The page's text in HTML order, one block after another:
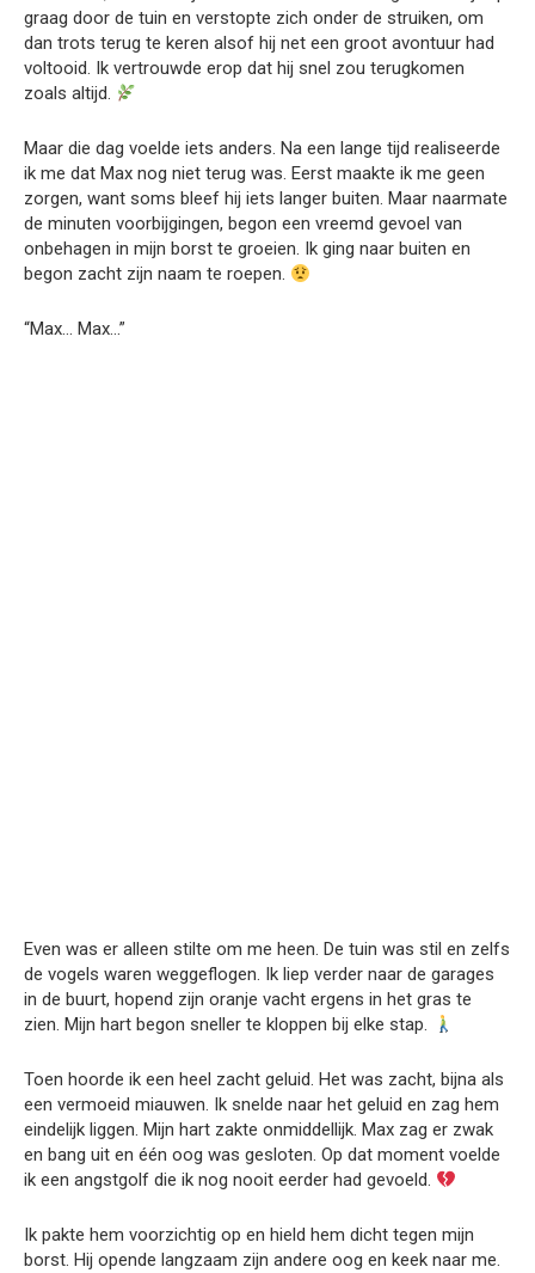
graag door de tuin en verstopte zich onder de struiken, om
dan trots terug te keren alsof hij net een groot avontuur had
voltooid. Ik vertrouwde erop dat hij snel zou terugkomen
zoals altijd.
Maar die dag voelde iets anders. Na een lange tijd realiseerde
ik me dat Max nog niet terug was. Eerst maakte ik me geen
zorgen, want soms bleef hij iets langer buiten. Maar naarmate
de minuten voorbijgingen, begon een vreemd gevoel van
onbehagen in mijn borst te groeien. Ik ging naar buiten en
begon zacht zijn naam te roepen.
“Max… Max…”
Even was er alleen stilte om me heen. De tuin was stil en zelfs
de vogels waren weggeflogen. Ik liep verder naar de garages
in de buurt, hopend zijn oranje vacht ergens in het gras te
zien. Mijn hart begon sneller te kloppen bij elke stap.
Toen hoorde ik een heel zacht geluid. Het was zacht, bijna als
een vermoeid miauwen. Ik snelde naar het geluid en zag hem
eindelijk liggen. Mijn hart zakte onmiddellijk. Max zag er zwak
en bang uit en één oog was gesloten. Op dat moment voelde
ik een angstgolf die ik nog nooit eerder had gevoeld.
Ik pakte hem voorzichtig op en hield hem dicht tegen mijn
borst. Hij opende langzaam zijn andere oog en keek naar me.